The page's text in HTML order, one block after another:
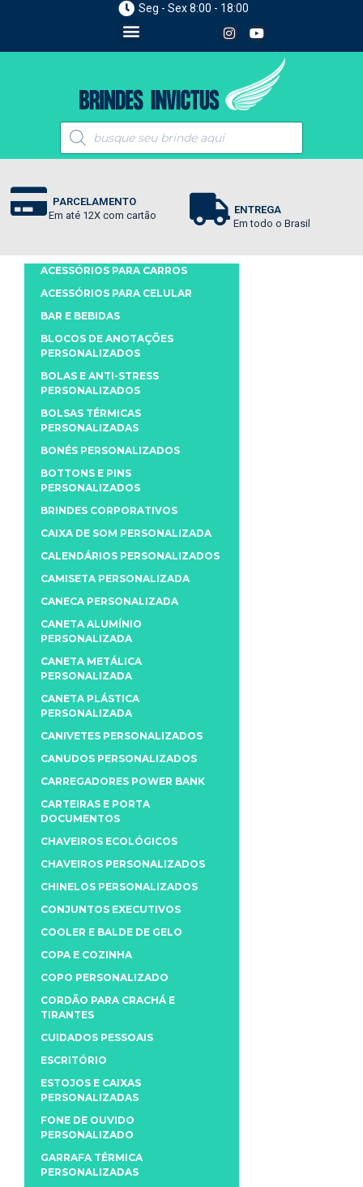
Seg - Sex 8:00 - 18:00
PARCELAMENTO
Em até 12X com cartão
ENTREGA
Em todo o Brasil
ACESSÓRIOS PARA CARROS
ACESSÓRIOS PARA CELULAR
BAR E BEBIDAS
BLOCOS DE ANOTAÇÕES
PERSONALIZADOS
BOLAS E ANTI-STRESS
PERSONALIZADOS
BOLSAS TÉRMICAS
PERSONALIZADAS
BONÉS PERSONALIZADOS
BOTTONS E PINS
PERSONALIZADOS
BRINDES CORPORATIVOS
CAIXA DE SOM PERSONALIZADA
CALENDÁRIOS PERSONALIZADOS
CAMISETA PERSONALIZADA
CANECA PERSONALIZADA
CANETA ALUMÍNIO
PERSONALIZADA
CANETA METÁLICA
PERSONALIZADA
CANETA PLÁSTICA
PERSONALIZADA
CANIVETES PERSONALIZADOS
CANUDOS PERSONALIZADOS
CARREGADORES POWER BANK
CARTEIRAS E PORTA
DOCUMENTOS
CHAVEIROS ECOLÓGICOS
CHAVEIROS PERSONALIZADOS
CHINELOS PERSONALIZADOS
CONJUNTOS EXECUTIVOS
COOLER E BALDE DE GELO
COPA E COZINHA
COPO PERSONALIZADO
CORDÃO PARA CRACHÁ E
TIRANTES
CUIDADOS PESSOAIS
ESCRITÓRIO
ESTOJOS E CAIXAS
PERSONALIZADAS
FONE DE OUVIDO
PERSONALIZADO
GARRAFA TÉRMICA
PERSONALIZADAS